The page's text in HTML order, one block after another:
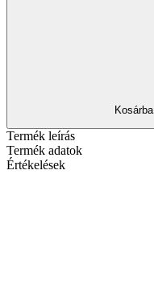
Kosárba
Termék leírás
Termék adatok
Értékelések